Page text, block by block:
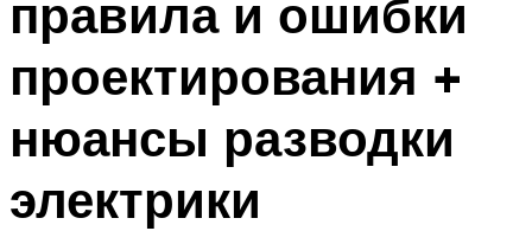
правила и ошибки
проектирования +
нюансы разводки
электрики